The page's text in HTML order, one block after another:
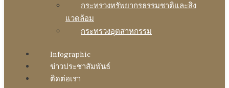
กระทรวงทรัพยากรธรรมชาติและสิง
แวดล้อม
กระทรวงอุตสาหกรรม
Infographic
ข่าวประชาสัมพันธ์
ติดต่อเรา